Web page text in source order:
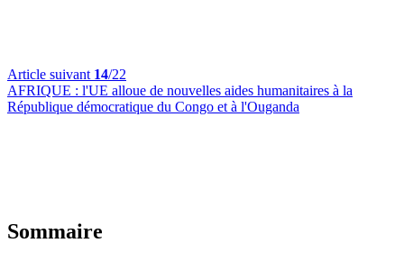
Article suivant 14/22
AFRIQUE : l'UE alloue de nouvelles aides humanitaires à la
République démocratique du Congo et à l'Ouganda
Sommaire